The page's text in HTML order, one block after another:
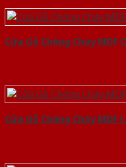
Cửa Gỗ Chống Cháy MDF
Cửa Gỗ Chống Cháy MDF